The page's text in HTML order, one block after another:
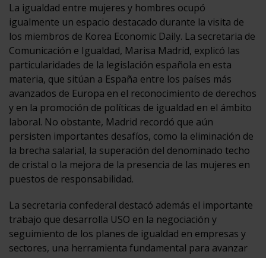
La igualdad entre mujeres y hombres ocupó
igualmente un espacio destacado durante la visita de
los miembros de Korea Economic Daily. La secretaria de
Comunicación e Igualdad, Marisa Madrid, explicó las
particularidades de la legislación española en esta
materia, que sitúan a España entre los países más
avanzados de Europa en el reconocimiento de derechos
y en la promoción de políticas de igualdad en el ámbito
laboral. No obstante, Madrid recordó que aún
persisten importantes desafíos, como la eliminación de
la brecha salarial, la superación del denominado techo
de cristal o la mejora de la presencia de las mujeres en
puestos de responsabilidad.
La secretaria confederal destacó además el importante
trabajo que desarrolla USO en la negociación y
seguimiento de los planes de igualdad en empresas y
sectores, una herramienta fundamental para avanzar